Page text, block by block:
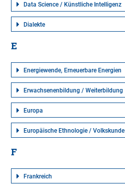
Data Science / Künstliche Intelligenz
Dialekte
E
Energiewende, Erneuerbare Energien
Erwachsenenbildung / Weiterbildung
Europa
Europäische Ethnologie / Volkskunde
F
Frankreich